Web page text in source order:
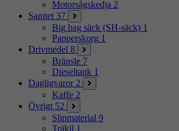
Motorsågskedja 2
Sanitet 37
Big bag säck (SH-säck) 1
Papperskorg 1
Drivmedel 8
Bränsle 7
Dieseltank 1
Dagligvaror 2
Kaffe 2
Övrigt 52
Slipmaterial 9
Träkil 1